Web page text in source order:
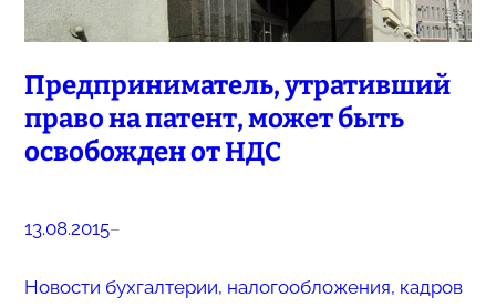
Предприниматель, утративший
право на патент, может быть
освобожден от НДС
13.08.2015–
Новости бухгалтерии, налогообложения, кадров